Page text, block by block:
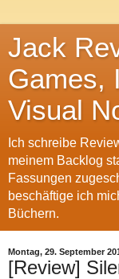
Jack
Games,
Visual
Ich schreibe
meinem Backlog
Fassungen
beschäftige ich
Büchern.
Montag, 29. September
[Review]